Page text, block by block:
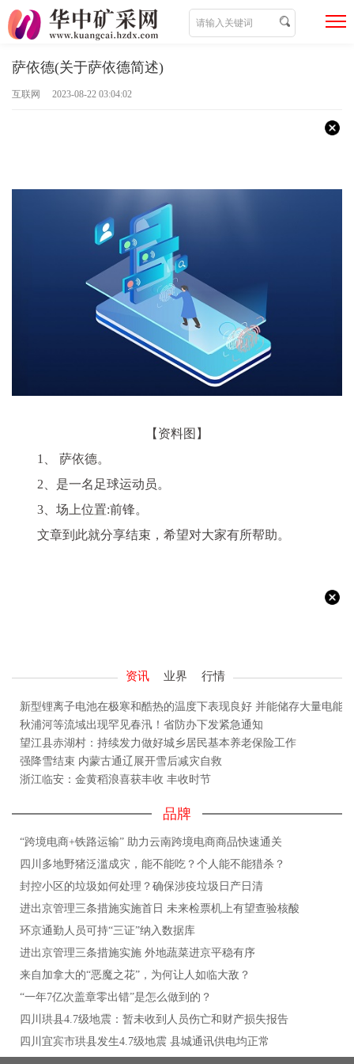
萨依德(关于萨依德简述)
互联网 2023-08-22 03:04:02
【资料图】
1、 萨依德。
2、是一名足球运动员。
3、场上位置:前锋。
文章到此就分享结束，希望对大家有所帮助。
资讯 业界 行情
新型锂离子电池在极寒和酷热的温度下表现良好 并能储存大量电能
秋浦河等流域出现罕见春汛！省防办下发紧急通知
望江县赤湖村：持续发力做好城乡居民基本养老保险工作
强降雪结束 内蒙古通辽展开雪后减灾自救
浙江临安：金黄稻浪喜获丰收 丰收时节
品牌
“跨境电商+铁路运输” 助力云南跨境电商商品快速通关
四川多地野猪泛滥成灾，能不能吃？个人能不能猎杀？
封控小区的垃圾如何处理？确保涉疫垃圾日产日清
进出京管理三条措施实施首日 未来检票机上有望查验核酸
环京通勤人员可持“三证”纳入数据库
进出京管理三条措施实施 外地蔬菜进京平稳有序
来自加拿大的“恶魔之花”，为何让人如临大敌？
“一年7亿次盖章零出错”是怎么做到的？
四川珙县4.7级地震：暂未收到人员伤亡和财产损失报告
四川宜宾市珙县发生4.7级地震 县城通讯供电均正常